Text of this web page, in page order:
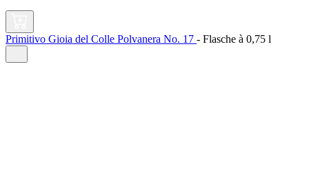
Primitivo Gioia del Colle Polvanera No. 17 - Flasche à 0,75 l